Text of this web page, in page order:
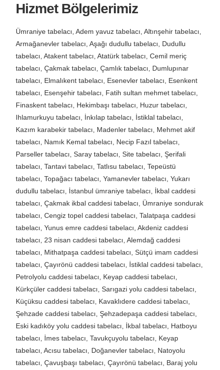
Hizmet Bölgelerimiz
Ümraniye tabelacı, Adem yavuz tabelacı, Altınşehir tabelacı,
Armağanevler tabelacı, Aşağı dudullu tabelacı, Dudullu
tabelacı, Atakent tabelacı, Atatürk tabelacı, Cemil meriç
tabelacı, Çakmak tabelacı, Çamlık tabelacı, Dumlupınar
tabelacı, Elmalıkent tabelacı, Esenevler tabelacı, Esenkent
tabelacı, Esenşehir tabelacı, Fatih sultan mehmet tabelacı,
Finaskent tabelacı, Hekimbaşı tabelacı, Huzur tabelacı,
Ihlamurkuyu tabelacı, İnkılap tabelacı, İstiklal tabelacı,
Kazım karabekir tabelacı, Madenler tabelacı, Mehmet akif
tabelacı, Namık Kemal tabelacı, Necip Fazıl tabelacı,
Parseller tabelacı, Saray tabelacı, Site tabelacı, Şerifali
tabelacı, Tantavi tabelacı, Tatlısu tabelacı, Tepeüstü
tabelacı, Topağacı tabelacı, Yamanevler tabelacı, Yukarı
dudullu tabelacı, İstanbul ümraniye tabelacı, İkbal caddesi
tabelacı, Çakmak ikbal caddesi tabelacı, Ümraniye sondurak
tabelacı, Cengiz topel caddesi tabelacı, Talatpaşa caddesi
tabelacı, Yunus emre caddesi tabelacı, Akdeniz caddesi
tabelacı, 23 nisan caddesi tabelacı, Alemdağ caddesi
tabelacı, Mithatpaşa caddesi tabelacı, Sütçü imam caddesi
tabelacı, Çayırönü caddesi tabelacı, İstiklal caddesi tabelacı,
Petrolyolu caddesi tabelacı, Keyap caddesi tabelacı,
Kürkçüler caddesi tabelacı, Sarıgazi yolu caddesi tabelacı,
Küçüksu caddesi tabelacı, Kavaklıdere caddesi tabelacı,
Şehzade caddesi tabelacı, Şehzadepaşa caddesi tabelacı,
Eski kadıköy yolu caddesi tabelacı, İkbal tabelacı, Hatboyu
tabelacı, İmes tabelacı, Tavukçuyolu tabelacı, Keyap
tabelacı, Acısu tabelacı, Doğanevler tabelacı, Natoyolu
tabelacı, Çavuşbaşı tabelacı, Çayırönü tabelacı, Baraj yolu